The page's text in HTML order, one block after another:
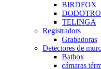
BIRDFOX
TELINGA
Registradors
Grabadoras
Detectores de
Batbox
cámaras